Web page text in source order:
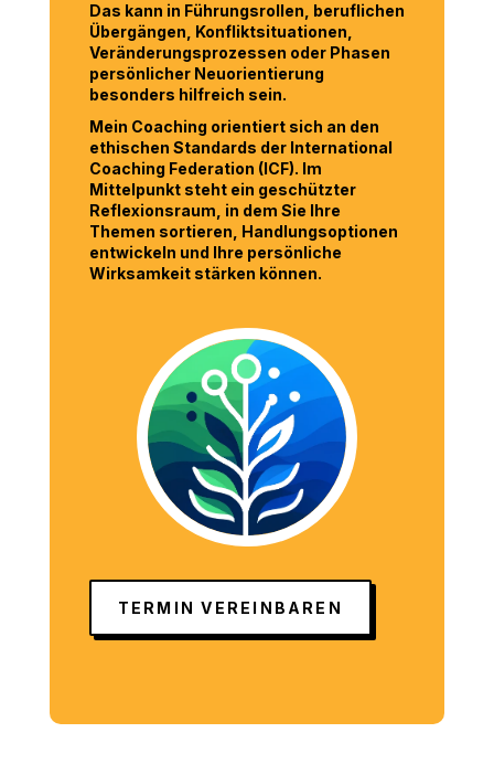
Das kann in Führungsrollen, beruflichen
Übergängen, Konfliktsituationen,
Veränderungsprozessen oder Phasen
persönlicher Neuorientierung
besonders hilfreich sein.
Mein Coaching orientiert sich an den
ethischen Standards der International
Coaching Federation (ICF). Im
Mittelpunkt steht ein geschützter
Reflexionsraum, in dem Sie Ihre
Themen sortieren, Handlungsoptionen
entwickeln und Ihre persönliche
Wirksamkeit stärken können.
TERMIN VEREINBAREN